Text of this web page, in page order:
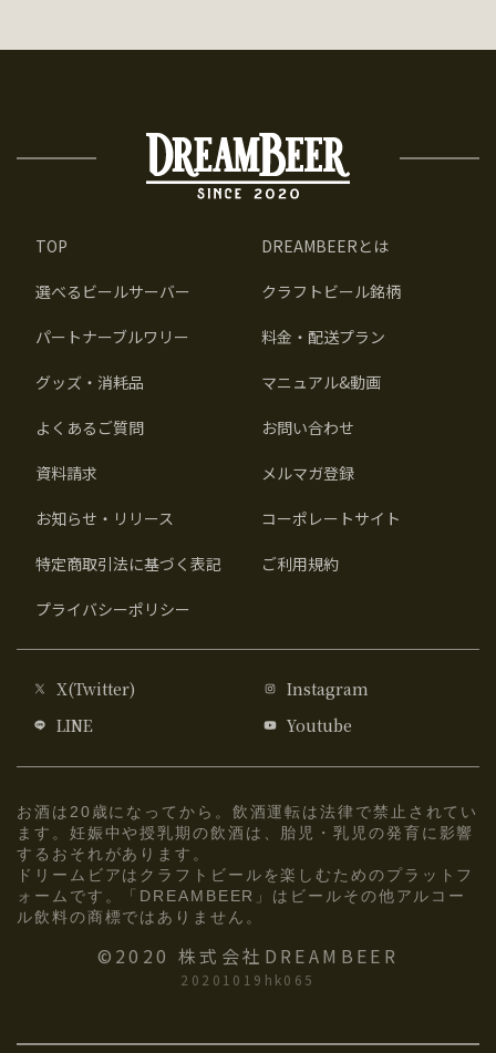
TOP DREAMBEERとは
選べるビールサーバー クラフトビール銘柄
パートナーブルワリー 料金・配送プラン
グッズ・消耗品 マニュアル&動画
よくあるご質問 お問い合わせ
資料請求 メルマガ登録
お知らせ・リリース コーポレートサイト
特定商取引法に基づく表記 ご利用規約
プライバシーポリシー
X(Twitter)
Instagram
LINE
Youtube
お酒は20歳になってから。飲酒運転は法律で禁止されてい
ます。妊娠中や授乳期の飲酒は、胎児・乳児の発育に影響
するおそれがあります。
ドリームビアはクラフトビールを楽しむためのプラットフ
ォームです。「DREAMBEER」はビールその他アルコー
ル飲料の商標ではありません。
20201019hk065
©2020 株式会社DREAMBEER